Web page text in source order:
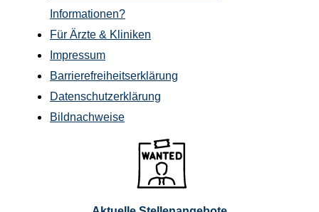
Informationen?
Für Ärzte & Kliniken
Impressum
Barrierefreiheitserklärung
Datenschutzerklärung
Bildnachweise